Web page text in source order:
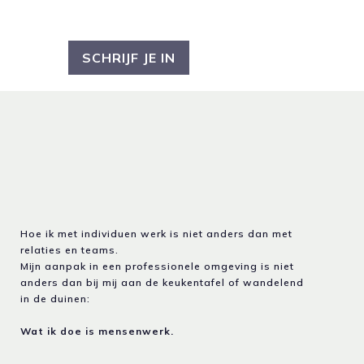
SCHRIJF JE IN
Hoe ik met individuen werk is niet anders dan met
relaties en teams.
Mijn aanpak in een professionele omgeving is niet
anders dan bij mij aan de keukentafel of wandelend
in de duinen:
Wat ik doe is mensenwerk.